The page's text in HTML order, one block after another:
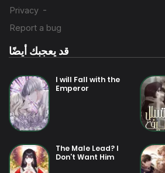
23 يوليو 2025
23 يوليو 2025
فصل 7 23 يوليو 2025
قد يعجبك أيضًا
I will Fall with the
Emperor
The Male Lead? I
Don’t Want Him